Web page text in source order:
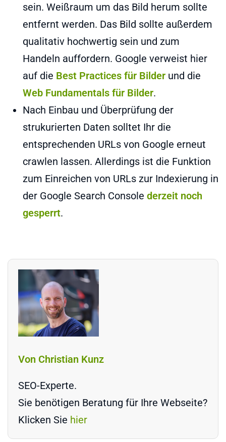
sein. Weißraum um das Bild herum sollte
entfernt werden. Das Bild sollte außerdem
qualitativ hochwertig sein und zum
Handeln auffordern. Google verweist hier
auf die Best Practices für Bilder und die
Web Fundamentals für Bilder.
Nach Einbau und Überprüfung der
strukurierten Daten solltet Ihr die
entsprechenden URLs von Google erneut
crawlen lassen. Allerdings ist die Funktion
zum Einreichen von URLs zur Indexierung in
der Google Search Console derzeit noch
gesperrt.
Von Christian Kunz
SEO-Experte.
Sie benötigen Beratung für Ihre Webseite?
Klicken Sie hier